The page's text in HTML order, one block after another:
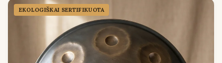
EKOLOGIŠKAI SERTIFIKUOTA